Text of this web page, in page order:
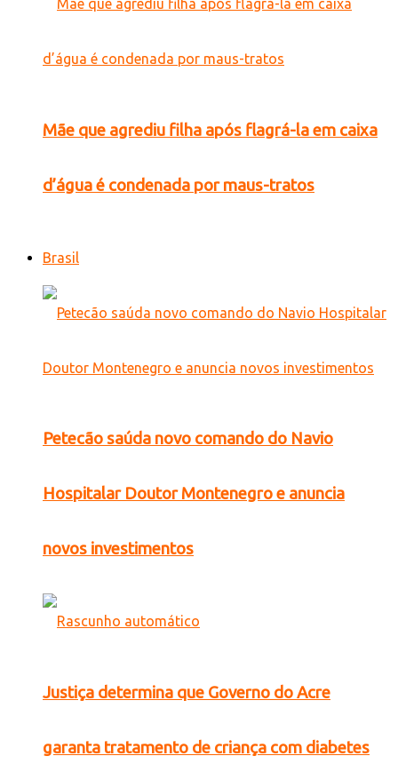
Mãe que agrediu filha após flagrá-la em caixa
d’água é condenada por maus-tratos
Brasil
Petecão saúda novo comando do Navio
Hospitalar Doutor Montenegro e anuncia
novos investimentos
Justiça determina que Governo do Acre
garanta tratamento de criança com diabetes